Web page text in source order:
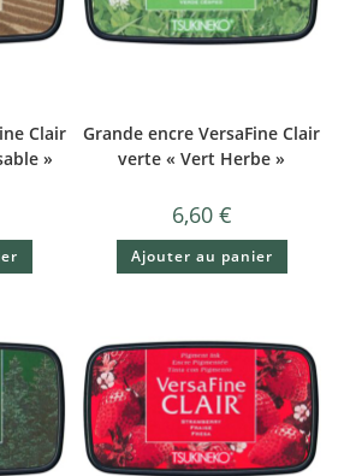
Clair
»
Grande encre VersaFine Clair
verte « Vert Herbe »
6,60 €
Ajouter au panier